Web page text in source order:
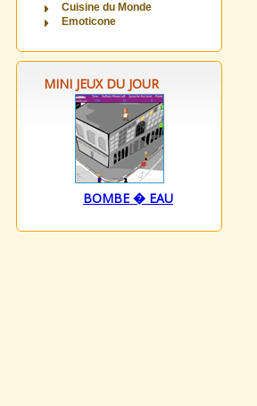
Cuisine du Monde
Emoticone
MINI JEUX DU JOUR
BOMBE � EAU